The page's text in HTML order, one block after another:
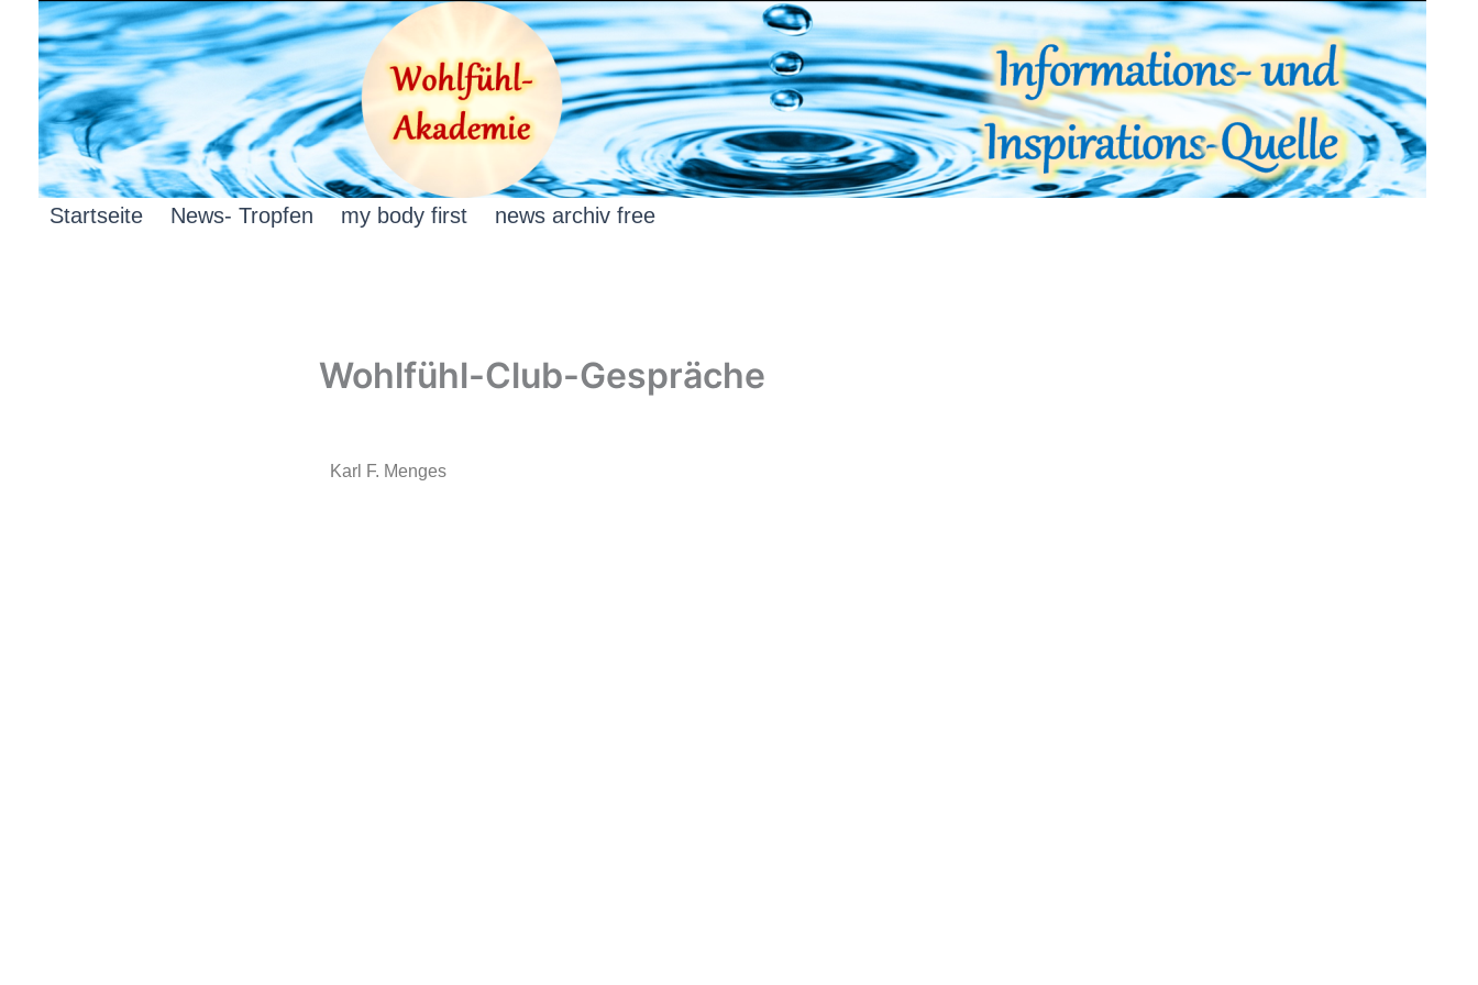
Inhalt
springen
Startseite News- Tropfen my body first news archiv free
Wohlfühl-Club-Gespräche
Karl F. Menges